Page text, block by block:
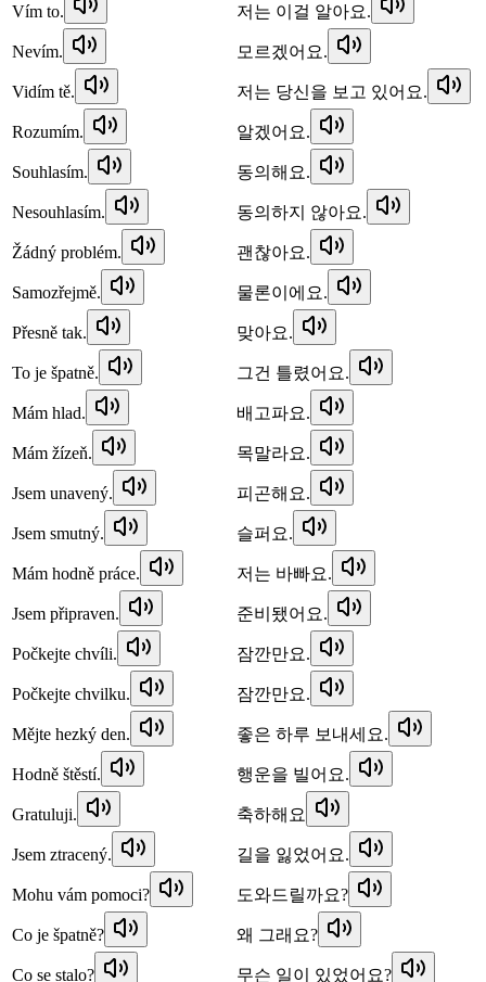
Vím to. 저는 이걸 알아요.
Nevím. 모르겠어요.
Vidím tě. 저는 당신을 보고 있어요.
Rozumím. 알겠어요.
Souhlasím. 동의해요.
Nesouhlasím. 동의하지 않아요.
Žádný problém. 괜찮아요.
Samozřejmě. 물론이에요.
Přesně tak. 맞아요.
To je špatně. 그건 틀렸어요.
Mám hlad. 배고파요.
Mám žízeň. 목말라요.
Jsem unavený. 피곤해요.
Jsem smutný. 슬퍼요.
Mám hodně práce. 저는 바빠요.
Jsem připraven. 준비됐어요.
Počkejte chvíli. 잠깐만요.
Počkejte chvilku. 잠깐만요.
Mějte hezký den. 좋은 하루 보내세요.
Hodně štěstí. 행운을 빌어요.
Gratuluji. 축하해요
Jsem ztracený. 길을 잃었어요.
Mohu vám pomoci? 도와드릴까요?
Co je špatně? 왜 그래요?
Co se stalo? 무슨 일이 있었어요?